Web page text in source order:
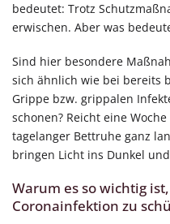
bedeutet: Trotz
erwischen. Aber was
Sind hier besondere
sich ähnlich wie bei bereits
Grippe bzw. grippalen
schonen? Reicht eine
tagelanger Bettruhe ganz
bringen Licht ins Dunkel
Warum es so wichtig
Coronainfektion zu